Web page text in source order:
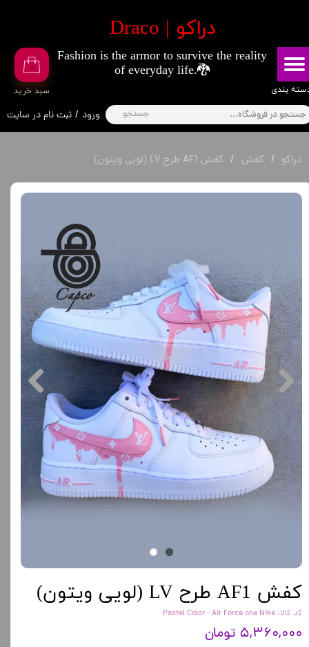
​دراکو | Draco
۰
جستجو ورود / ثبت نام در سایت
تغییر گذر واژه
سفارشات
خروج از حساب کاربری
​سبد خرید
Fashion is the armor to survive the reality
of everyday life.🐉
بندی
دراکو کفش کفش AF1 طرح LV (لویی ویتون)
کفش AF1 طرح LV (لویی ویتون)
کد کالا: Pastel Color - Air Force one Nike
۵,۳۶۰,۰۰۰ تومان